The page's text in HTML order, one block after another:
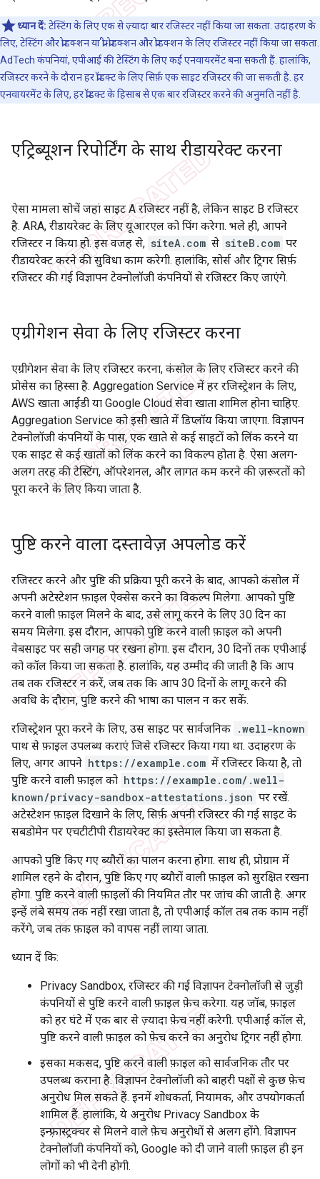
ध्यान दें: टेस्टिंग के लिए एक से ज़्यादा बार रजिस्टर नहीं किया जा सकता. उदाहरण के
लिए, टेस्टिंग और प्रोडक्शन या प्री-प्रोडक्शन और प्रोडक्शन के लिए रजिस्टर नहीं किया जा सकता.
AdTech कंपनियां, एपीआई की टेस्टिंग के लिए कई एनवायरमेंट बना सकती हैं. हालांकि,
रजिस्टर करने के दौरान हर प्रॉडक्ट के लिए सिर्फ़ एक साइट रजिस्टर की जा सकती है. हर
एनवायरमेंट के लिए, हर प्रॉडक्ट के हिसाब से एक बार रजिस्टर करने की अनुमति नहीं है.
एट्रिब्यूशन रिपोर्टिंग के साथ रीडायरेक्ट करना
ऐसा मामला सोचें जहां साइट A रजिस्टर नहीं है, लेकिन साइट B रजिस्टर
है. ARA, रीडायरेक्ट के लिए यूआरएल को पिंग करेगा. भले ही, आपने
रजिस्टर न किया हो. इस वजह से, siteA.com से siteB.com पर
रीडायरेक्ट करने की सुविधा काम करेगी. हालांकि, सोर्स और ट्रिगर सिर्फ़
रजिस्टर की गई विज्ञापन टेक्नोलॉजी कंपनियों से रजिस्टर किए जाएंगे.
एग्रीगेशन सेवा के लिए रजिस्टर करना
एग्रीगेशन सेवा के लिए रजिस्टर करना, कंसोल के लिए रजिस्टर करने की
प्रोसेस का हिस्सा है. Aggregation Service में हर रजिस्ट्रेशन के लिए,
AWS खाता आईडी या Google Cloud सेवा खाता शामिल होना चाहिए.
Aggregation Service को इसी खाते में डिप्लॉय किया जाएगा. विज्ञापन
टेक्नोलॉजी कंपनियों के पास, एक खाते से कई साइटों को लिंक करने या
एक साइट से कई खातों को लिंक करने का विकल्प होता है. ऐसा अलग-
अलग तरह की टेस्टिंग, ऑपरेशनल, और लागत कम करने की ज़रूरतों को
पूरा करने के लिए किया जाता है.
पुष्टि करने वाला दस्तावेज़ अपलोड करें
रजिस्टर करने और पुष्टि की प्रक्रिया पूरी करने के बाद, आपको कंसोल में
अपनी अटेस्टेशन फ़ाइल ऐक्सेस करने का विकल्प मिलेगा. आपको पुष्टि
करने वाली फ़ाइल मिलने के बाद, उसे लागू करने के लिए 30 दिन का
समय मिलेगा. इस दौरान, आपको पुष्टि करने वाली फ़ाइल को अपनी
वेबसाइट पर सही जगह पर रखना होगा. इस दौरान, 30 दिनों तक एपीआई
को कॉल किया जा सकता है. हालांकि, यह उम्मीद की जाती है कि आप
तब तक रजिस्टर न करें, जब तक कि आप 30 दिनों के लागू करने की
अवधि के दौरान, पुष्टि करने की भाषा का पालन न कर सकें.
रजिस्ट्रेशन पूरा करने के लिए, उस साइट पर सार्वजनिक .well-known
पाथ से फ़ाइल उपलब्ध कराएं जिसे रजिस्टर किया गया था. उदाहरण के
लिए, अगर आपने https://example.com में रजिस्टर किया है, तो
पुष्टि करने वाली फ़ाइल को https://example.com/.well-
known/privacy-sandbox-attestations.json पर रखें.
अटेस्टेशन फ़ाइल दिखाने के लिए, सिर्फ़ अपनी रजिस्टर की गई साइट के
सबडोमेन पर एचटीटीपी रीडायरेक्ट का इस्तेमाल किया जा सकता है.
आपको पुष्टि किए गए ब्यौरों का पालन करना होगा. साथ ही, प्रोग्राम में
शामिल रहने के दौरान, पुष्टि किए गए ब्यौरों वाली फ़ाइल को सुरक्षित रखना
होगा. पुष्टि करने वाली फ़ाइलों की नियमित तौर पर जांच की जाती है. अगर
इन्हें लंबे समय तक नहीं रखा जाता है, तो एपीआई कॉल तब तक काम नहीं
करेंगे, जब तक फ़ाइल को वापस नहीं लाया जाता.
ध्यान दें कि:
Privacy Sandbox, रजिस्टर की गई विज्ञापन टेक्नोलॉजी से जुड़ी
कंपनियों से पुष्टि करने वाली फ़ाइल फ़ेच करेगा. यह जॉब, फ़ाइल
को हर घंटे में एक बार से ज़्यादा फ़ेच नहीं करेगी. एपीआई कॉल से,
पुष्टि करने वाली फ़ाइल को फ़ेच करने का अनुरोध ट्रिगर नहीं होगा.
इसका मकसद, पुष्टि करने वाली फ़ाइल को सार्वजनिक तौर पर
उपलब्ध कराना है. विज्ञापन टेक्नोलॉजी को बाहरी पक्षों से कुछ फ़ेच
अनुरोध मिल सकते हैं. इनमें शोधकर्ता, नियामक, और उपयोगकर्ता
शामिल हैं. हालांकि, ये अनुरोध Privacy Sandbox के
इन्फ़्रास्ट्रक्चर से मिलने वाले फ़ेच अनुरोधों से अलग होंगे. विज्ञापन
टेक्नोलॉजी कंपनियों को, Google को दी जाने वाली फ़ाइल ही इन
लोगों को भी देनी होगी.